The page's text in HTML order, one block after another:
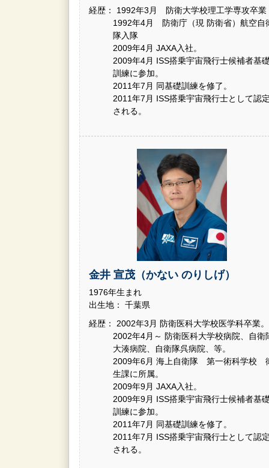
経歴： 1992年3月 防衛大学校理工学専攻卒業
1992年4月 防衛庁（現 防衛省）航空自
隊入隊
2009年4月 JAXA入社。
2009年4月 ISS搭乗宇宙飛行士候補者基
訓練に参加。
2011年7月 同基礎訓練を修了。
2011年7月 ISS搭乗宇宙飛行士として認
される。
金井 宣茂（かない のりしげ）
1976年生まれ
出生地： 千葉県
経歴： 2002年3月 防衛医科大学校医学科卒業。
2002年4月～ 防衛医科大学校病院、自衛
大湊病院、自衛隊呉病院、等。
2009年6月 海上自衛隊 第一術科学校
生課に所属。
2009年9月 JAXA入社。
2009年9月 ISS搭乗宇宙飛行士候補者基
訓練に参加。
2011年7月 同基礎訓練を修了。
2011年7月 ISS搭乗宇宙飛行士として認
される。